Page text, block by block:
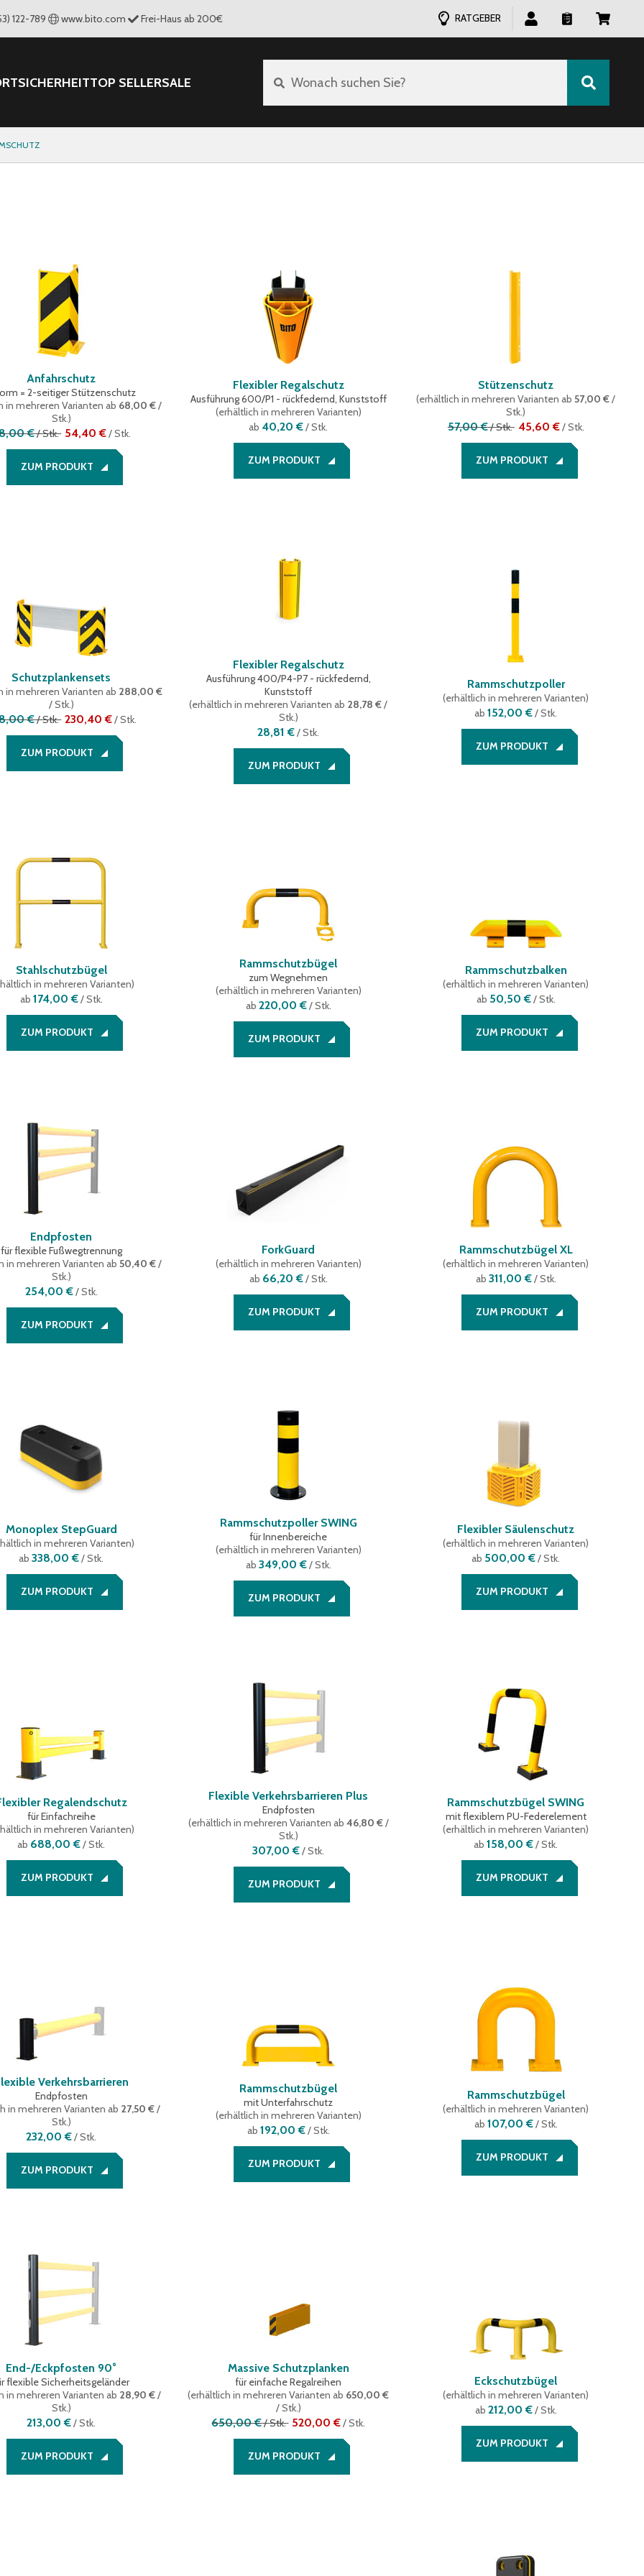
122-789 www.bito.com Frei-Haus ab 200€ RATGEBER
SICHERHEITTOP SELLERSALE Wonach suchen Sie?
Anfahrschutz
= 2-seitiger Stützenschutz
in mehreren Varianten ab 68,00 €/
Stk.)
€/Stk. 54,40 €/Stk.
ZUM PRODUKT
Flexibler Regalschutz
Ausführung 600/P1 - rückfedernd, Kunststoff
(erhältlich in mehreren Varianten)
ab40,20 €/ Stk.
ZUM PRODUKT
Stützenschutz
(erhältlich in mehreren Varianten ab57,00 €/
Stk.)
57,00 €/Stk. 45,60 €/Stk.
ZUM PRODUKT
Schutzplankensets
in mehreren Varianten ab 288,00 €
/ Stk.)
€/Stk. 230,40 €/Stk.
ZUM PRODUKT
Flexibler Regalschutz
Ausführung 400/P4-P7 - rückfedernd,
Kunststoff
(erhältlich in mehreren Varianten ab 28,78 €/
Stk.)
28,81 €/Stk.
ZUM PRODUKT
Rammschutzpoller
(erhältlich in mehreren Varianten)
ab152,00 €/ Stk.
ZUM PRODUKT
Stahlschutzbügel
in mehreren Varianten)
ab 174,00 €/ Stk.
ZUM PRODUKT
Rammschutzbügel
zum Wegnehmen
(erhältlich in mehreren Varianten)
ab 220,00 €/ Stk.
ZUM PRODUKT
Rammschutzbalken
(erhältlich in mehreren Varianten)
ab 50,50 €/ Stk.
ZUM PRODUKT
Endpfosten
für flexible Fußwegtrennung
in mehreren Varianten ab 50,40 €/
Stk.)
254,00 €/Stk.
ZUM PRODUKT
ForkGuard
(erhältlich in mehreren Varianten)
ab 66,20 €/ Stk.
ZUM PRODUKT
Rammschutzbügel XL
(erhältlich in mehreren Varianten)
ab 311,00 €/ Stk.
ZUM PRODUKT
Monoplex StepGuard
in mehreren Varianten)
ab338,00 €/ Stk.
ZUM PRODUKT
Rammschutzpoller SWING
für Innenbereiche
(erhältlich in mehreren Varianten)
ab 349,00 €/ Stk.
ZUM PRODUKT
Flexibler Säulenschutz
(erhältlich in mehreren Varianten)
ab 500,00 €/ Stk.
ZUM PRODUKT
Regalendschutz
für Einfachreihe
in mehreren Varianten)
ab 688,00 €/ Stk.
ZUM PRODUKT
Flexible Verkehrsbarrieren Plus
Endpfosten
(erhältlich in mehreren Varianten ab 46,80 €/
Stk.)
307,00 €/Stk.
ZUM PRODUKT
Rammschutzbügel SWING
mit flexiblem PU-Federelement
(erhältlich in mehreren Varianten)
ab158,00 €/ Stk.
ZUM PRODUKT
Verkehrsbarrieren
Endpfosten
in mehreren Varianten ab 27,50 €/
Stk.)
232,00 €/Stk.
ZUM PRODUKT
Rammschutzbügel
mit Unterfahrschutz
(erhältlich in mehreren Varianten)
ab 192,00 €/ Stk.
ZUM PRODUKT
Rammschutzbügel
(erhältlich in mehreren Varianten)
ab 107,00 €/ Stk.
ZUM PRODUKT
End-/Eckpfosten 90°
flexible Sicherheitsgeländer
in mehreren Varianten ab 28,90 €/
Stk.)
213,00 €/Stk.
ZUM PRODUKT
Massive Schutzplanken
für einfache Regalreihen
(erhältlich in mehreren Varianten ab 650,00 €
/ Stk.)
650,00 €/Stk. 520,00 €/Stk.
ZUM PRODUKT
Eckschutzbügel
(erhältlich in mehreren Varianten)
ab 212,00 €/ Stk.
ZUM PRODUKT